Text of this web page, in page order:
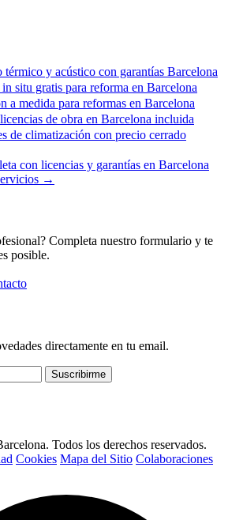
térmico y acústico con garantías Barcelona
situ gratis para reforma en Barcelona
a medida para reformas en Barcelona
de obra en Barcelona incluida
de climatización con precio cerrado
con licencias y garantías en Barcelona
→
Completa nuestro formulario y te
posible.
directamente en tu email.
Suscribirme
Todos los derechos reservados.
Cookies Mapa del Sitio Colaboraciones